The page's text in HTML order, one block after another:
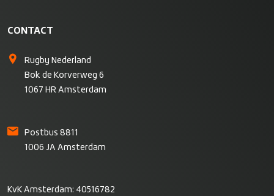
CONTACT
Rugby Nederland
Bok de Korverweg 6
1067 HR Amsterdam
Postbus 8811
1006 JA Amsterdam
KvK Amsterdam: 40516782